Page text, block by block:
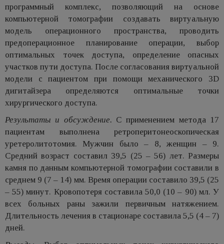
программный комплекс, позволяющий на основе
компьютерной томографии создавать виртуальную
модель операционного пространства, проводить
предоперационное планирование операции, выбор
оптимальных точек доступа, определение опасных
участков пути доступа. После согласования виртуальной
модели с пациентом при помощи механического 3D
дигитайзера определяются оптимальные точки
хирургического доступа.
Результаты и обсуждение. С применением метода 17
пациентам выполнена ретроперитонеоскопическая
уретеролитотомия. Мужчин было – 8, женщин – 9.
Средний возраст составил 39,5 (25 – 56) лет. Размеры
камня по данным компьютерной томографии составили в
среднем 9 (7 – 14) мм. Время операции составило 39,5 (25
– 55) минут. Кровопотеря составила 50,0 (10 – 90) мл. У
всех больных раны зажили первичным натяжением.
Длительность лечения в стационаре составила 5,5 (4 – 7)
дней.